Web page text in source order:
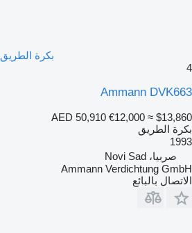
بكرة الطريق Ammann DVK663
4
Ammann DVK663
AED 50,910 €12,000 ≈ $13,860
بكرة الطريق
1993
صربيا، Novi Sad
Ammann Verdichtung GmbH
الاتصال بالبائع